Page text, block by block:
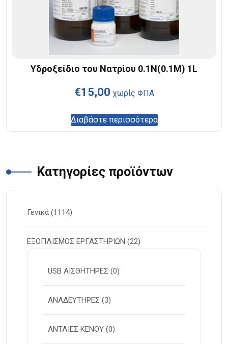
Υδροξείδιο του Νατρίου 0.1N(0.1M) 1L
€15,00 χωρίς ΦΠΑ
Διαβάστε περισσότερα
Κατηγορίες προϊόντων
Γενικά (1114)
ΕΞΟΠΛΙΣΜΟΣ ΕΡΓΑΣΤΗΡΙΩΝ (22)
USB ΑΙΣΘΗΤΗΡΕΣ (0)
ΑΝΑΔΕΥΤΗΡΕΣ (3)
ΑΝΤΛΙΕΣ ΚΕΝΟΥ (0)